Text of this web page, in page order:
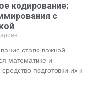
кодирование:
с
стало важной
математике и
подготовки их к